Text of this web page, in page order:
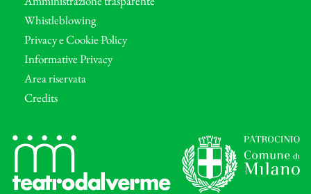
Whistleblowing
Privacy e Cookie Policy
Informative Privacy
Area riservata
Credits